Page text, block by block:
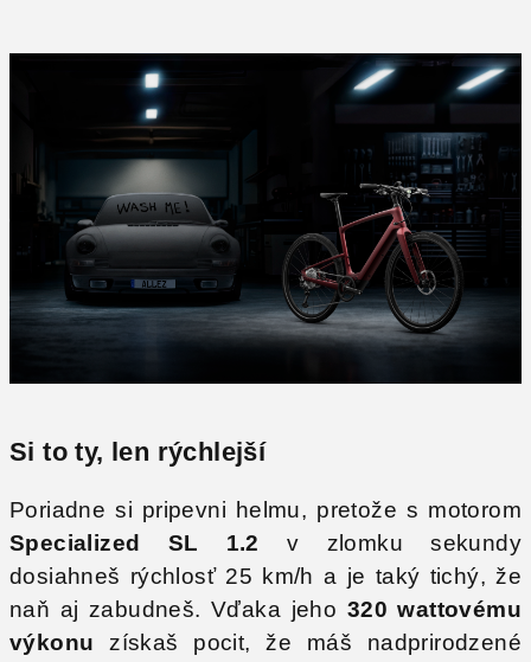
Si to ty, len rýchlejší
Poriadne si pripevni helmu, pretože s motorom
Specialized SL 1.2 v zlomku sekundy
dosiahneš rýchlosť 25 km/h a je taký tichý, že
naň aj zabudneš. Vďaka jeho 320 wattovému
výkonu získaš pocit, že máš nadprirodzené